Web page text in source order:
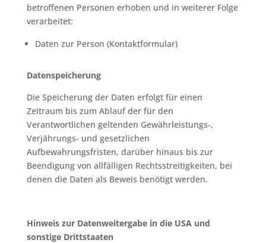
betroffenen Personen erhoben und in weiterer Folge
verarbeitet:
Daten zur Person (Kontaktformular)
Datenspeicherung
Die Speicherung der Daten erfolgt für einen
Zeitraum bis zum Ablauf der für den
Verantwortlichen geltenden Gewährleistungs-,
Verjährungs- und gesetzlichen
Aufbewahrungsfristen, darüber hinaus bis zur
Beendigung von allfälligen Rechtsstreitigkeiten, bei
denen die Daten als Beweis benötigt werden.
Hinweis zur Datenweitergabe in die USA und
sonstige Drittstaaten